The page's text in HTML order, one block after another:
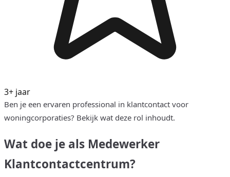
3+ jaar
Ben je een ervaren professional in klantcontact voor
woningcorporaties? Bekijk wat deze rol inhoudt.
Wat doe je als Medewerker
Klantcontactcentrum?